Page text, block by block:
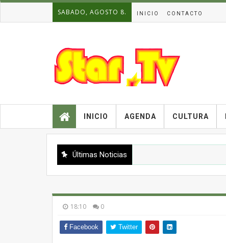
SABADO, AGOSTO 8. INICIO CONTACTO
INICIO AGENDA CULTURA
Últimas Noticias
18:10 0
Facebook Twitter